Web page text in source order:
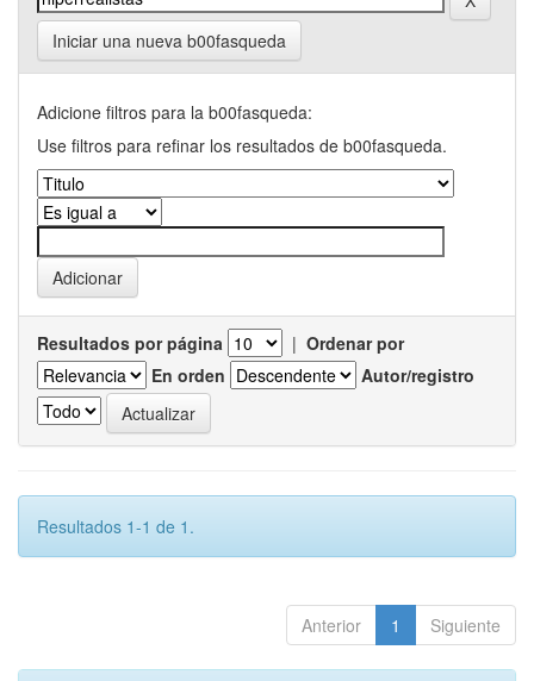
Iniciar una nueva b00fasqueda
Adicione filtros para la b00fasqueda:
Use filtros para refinar los resultados de b00fasqueda.
Resultados por página | Ordenar por
En orden
Autor/registro
Resultados 1-1 de 1.
Anterior 1 Siguiente